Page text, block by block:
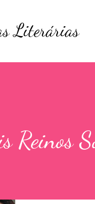
Literárias
Reinos